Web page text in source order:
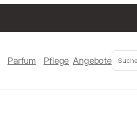
Parfum Pflege Angebote Suchen